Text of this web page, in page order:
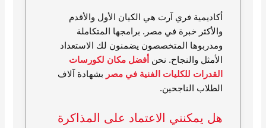
أكاديمية فري آرت هي الكيان الأول والأقدم
والأكثر خبرة في مصر. برامجها المتكاملة
ومدربوها المتخصصون يضمنون لك الاستعداد
الأمثل والنجاح. نحن أفضل مكان لكورسات
القدرات للكليات الفنية في مصر بشهادة آلاف
الطلاب الناجحين.
هل يمكنني الاعتماد على المذاكرة